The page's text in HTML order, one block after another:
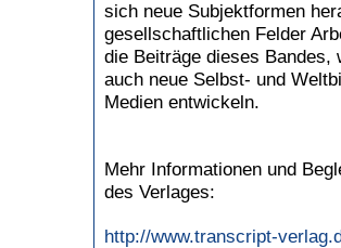
sich neue Subjektformen
gesellschaftlichen Felder
die Beiträge dieses Bandes,
auch neue Selbst- und
Medien entwickeln.
Mehr Informationen und
des Verlages:
http://www.transcript-